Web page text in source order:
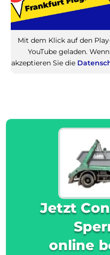
Mit dem Klick auf den
YouTube geladen.
akzeptieren Sie die
Jetzt
online